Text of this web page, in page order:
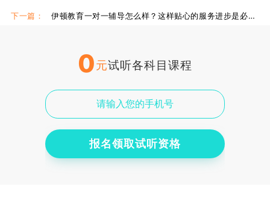
下一篇： 伊顿教育一对一辅导怎么样？这样贴心的服务进步是必然的！
0元试听各科目课程
报名领取试听资格